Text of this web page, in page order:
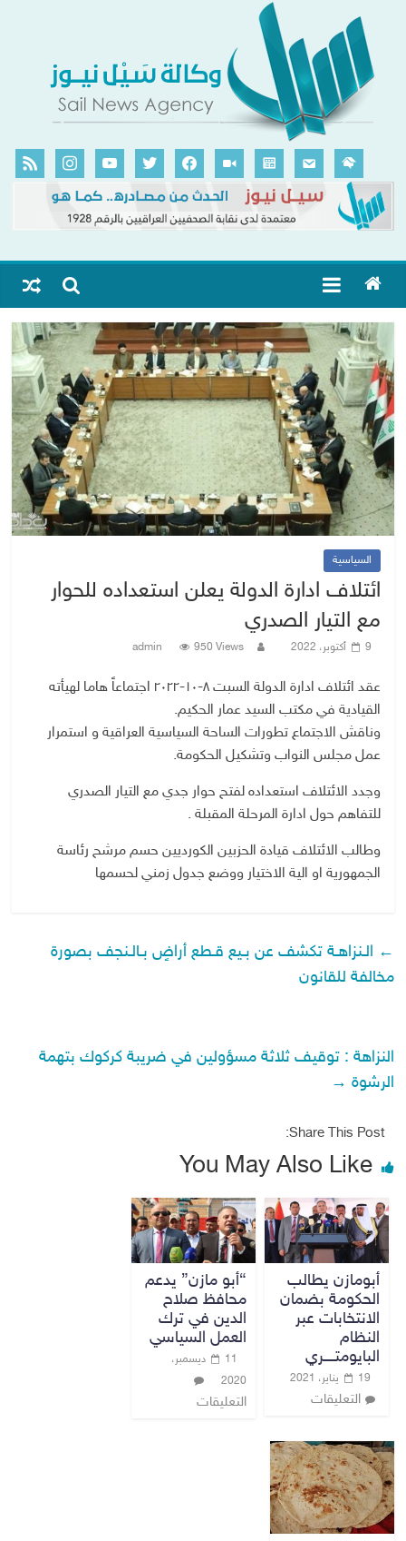
السياسية
ائتلاف ادارة الدولة يعلن استعداده للحوار
مع التيار الصدري
9 أكتوبر، 2022 admin 950 Views
عقد ائتلاف ادارة الدولة السبت ٨-١٠-٢٠٢٢ اجتماعاً هاما لهيأته
القيادية في مكتب السيد عمار الحكيم.
وناقش الاجتماع تطورات الساحة السياسية العراقية و استمرار
عمل مجلس النواب وتشكيل الحكومة.
وجدد الائتلاف استعداده لفتح حوار جدي مع التيار الصدري
للتفاهم حول ادارة المرحلة المقبلة .
وطالب الائتلاف قيادة الحزبين الكورديين حسم مرشح رئاسة
الجمهورية او الية الاختيار ووضع جدول زمني لحسمها
← الـنزاهـة تكشف عن بـيع قـطع أراضٍ بـالـنجف بصورة
مخالفة للقانون
النزاهة : توقيف ثلاثة مسؤولين في ضريبة كركوك بتهمة
الرشوة →
Share This Post:
You May Also Like
أبومازن يطالب
الحكومة بضمان
الانتخابات عبر
النظام
البايومتــــري
19 يناير، 2021
التعليقات
“أبو مازن” يدعم
محافظ صلاح
الدين في ترك
العمل السياسي
11 ديسمبر،
2020
التعليقات